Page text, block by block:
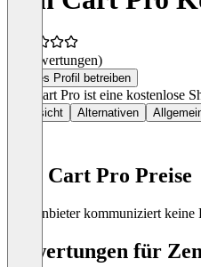
(0 Bewertungen)
Dieses Profil betreiben
Zen Cart Pro ist eine
Übersicht Alternativen
Zen Cart Pro Preise
Der Anbieter kommuniziert
Bewertungen für